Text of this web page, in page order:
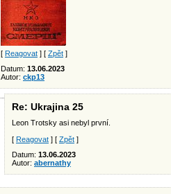
[ Reagovat ] [ Zpět ]
Datum: 13.06.2023
Autor: ckp13
Re: Ukrajina 25
Leon Trotsky asi nebyl první.
[ Reagovat ] [ Zpět ]
Datum: 13.06.2023
Autor: abernathy